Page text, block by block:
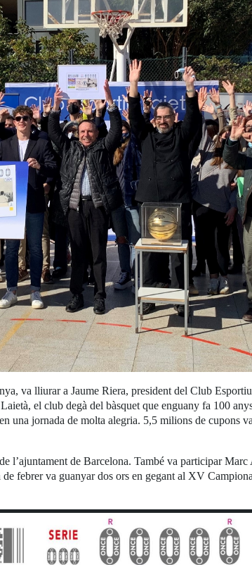
va lliurar a Jaume Riera, president del Club
el club degà del bàsquet que enguany fa 100
una jornada de molta alegria. 5,5 milions de cupons
l’ajuntament de Barcelona. També va participar
febrer va guanyar dos ors en gegant al XV